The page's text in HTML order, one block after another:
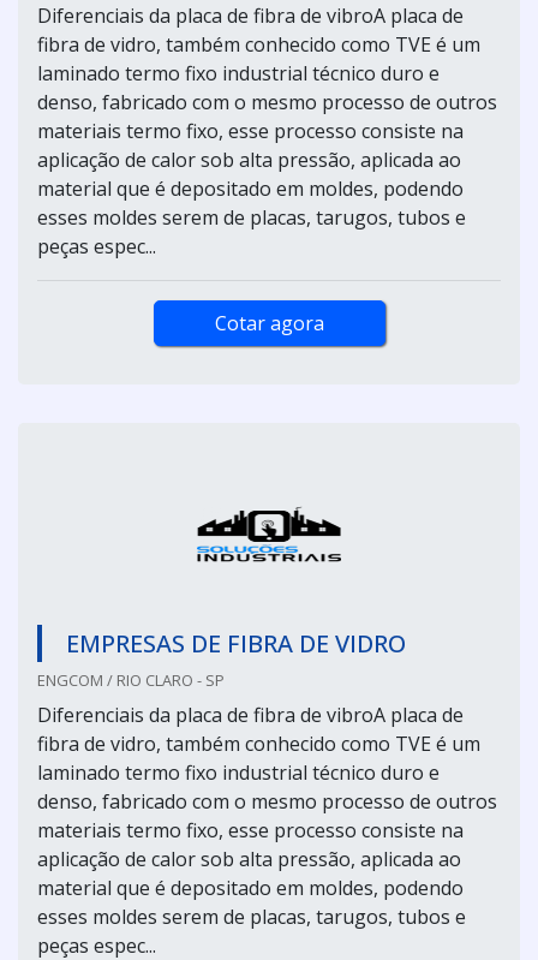
Diferenciais da placa de fibra de vibroA placa de
fibra de vidro, também conhecido como TVE é um
laminado termo fixo industrial técnico duro e
denso, fabricado com o mesmo processo de outros
materiais termo fixo, esse processo consiste na
aplicação de calor sob alta pressão, aplicada ao
material que é depositado em moldes, podendo
esses moldes serem de placas, tarugos, tubos e
peças espec...
Cotar agora
EMPRESAS DE FIBRA DE VIDRO
ENGCOM / RIO CLARO - SP
Diferenciais da placa de fibra de vibroA placa de
fibra de vidro, também conhecido como TVE é um
laminado termo fixo industrial técnico duro e
denso, fabricado com o mesmo processo de outros
materiais termo fixo, esse processo consiste na
aplicação de calor sob alta pressão, aplicada ao
material que é depositado em moldes, podendo
esses moldes serem de placas, tarugos, tubos e
peças espec...